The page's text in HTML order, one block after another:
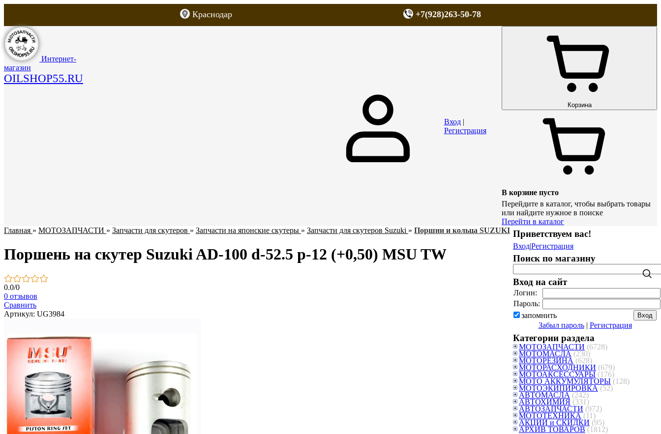
Краснодар +7(928)263-50-78
Интернет-
магазин
OILSHOP55.RU
ДОСТАВКА
Вход|
Регистрация
Корзина
В корзине пусто
Перейдите в каталог, чтобы выбрать товары
или найдите нужное в поиске
Перейти в каталог
Главная » МОТОЗАПЧАСТИ » Запчасти для скутеров » Запчасти на японские скутеры » Запчасти для скутеров Suzuki » Поршни и кольца SUZUKI
Поршень на скутер Suzuki AD-100 d-52.5 p-12 (+0,50) MSU TW
0.0/0
0 отзывов
Сравнить
Артикул: UG3984
Приветствуем вас!
Вход|Регистрация
Поиск по магазину
Вход на сайт
Логин:
Пароль:
запомнить
Забыл пароль| Регистрация
Категории раздела
МОТОЗАПЧАСТИ (6728)
МОТОМАСЛА (230)
МОТОРЕЗИНА (628)
МОТОРАСХОДНИКИ (679)
МОТОАКСЕССУАРЫ (176)
МОТО АККУМУЛЯТОРЫ (128)
МОТОЭКИПИРОВКА (52)
АВТОМАСЛА (242)
АВТОХИМИЯ (331)
АВТОЗАПЧАСТИ (972)
МОТОТЕХНИКА (11)
АКЦИИ и СКИДКИ (95)
АРХИВ ТОВАРОВ (1812)